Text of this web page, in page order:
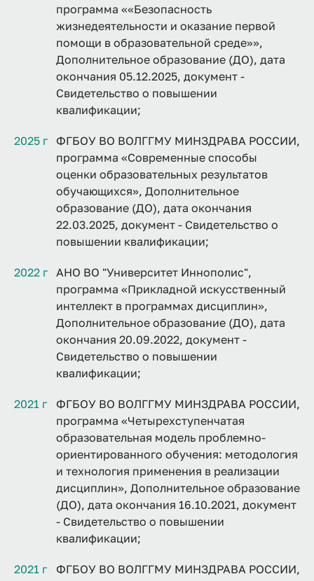
программа ««Безопасность
жизнедеятельности и оказание первой
помощи в образовательной среде»»,
Дополнительное образование (ДО), дата
окончания 05.12.2025, документ -
Свидетельство о повышении
квалификации;
2025 г
ФГБОУ ВО ВОЛГГМУ МИНЗДРАВА РОССИИ,
программа «Современные способы
оценки образовательных результатов
обучающихся», Дополнительное
образование (ДО), дата окончания
22.03.2025, документ - Свидетельство о
повышении квалификации;
2022 г АНО ВО "Университет Иннополис",
программа «Прикладной искусственный
интеллект в программах дисциплин»,
Дополнительное образование (ДО), дата
окончания 20.09.2022, документ -
Свидетельство о повышении
квалификации;
2021 г
ФГБОУ ВО ВОЛГГМУ МИНЗДРАВА РОССИИ,
программа «Четырехступенчатая
образовательная модель проблемно-
ориентированного обучения: методология
и технология применения в реализации
дисциплин», Дополнительное образование
(ДО), дата окончания 16.10.2021, документ
- Свидетельство о повышении
квалификации;
2021 г
ФГБОУ ВО ВОЛГГМУ МИНЗДРАВА РОССИИ,